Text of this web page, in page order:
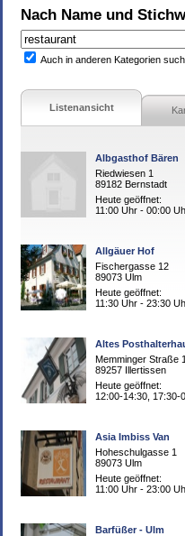
Nach Name und
Auch in anderen Kategorien
Listenansicht
Albgasthof Bären
Riedwiesen 1
89182 Bernstadt
Heute geöffnet:
11:00 Uhr - 00:00
Allgäuer Hof
Fischergasse 12
89073 Ulm
Heute geöffnet:
11:30 Uhr - 23:30
Altes
Memminger Straße
89257 Illertissen
Heute geöffnet:
12:00-14:30, 17:30-
Asia Imbiss Van
Hoheschulgasse 1
89073 Ulm
Heute geöffnet:
11:00 Uhr - 23:00
Barfüßer - Ulm